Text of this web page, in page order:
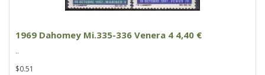
1969 Dahomey Mi.335-336 Venera 4 4,40 €
..
$0.51